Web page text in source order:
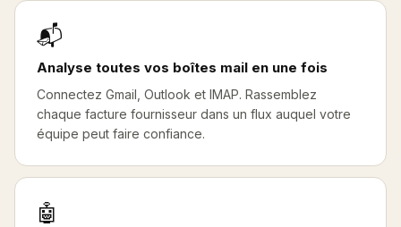
📬
Analyse toutes vos boîtes mail en une fois
Connectez Gmail, Outlook et IMAP. Rassemblez
chaque facture fournisseur dans un flux auquel votre
équipe peut faire confiance.
🤖